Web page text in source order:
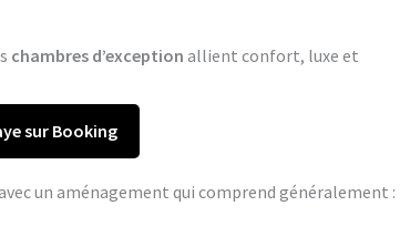
chambres d’exception allient confort, luxe et
sur Booking
un aménagement qui comprend généralement :